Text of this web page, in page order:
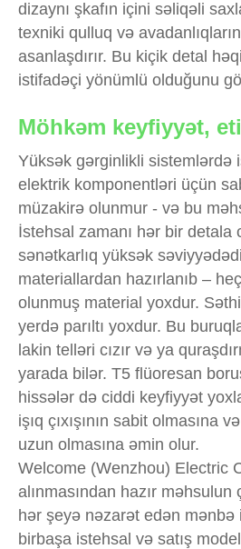
dizaynı şkafın içini səliqəli
texniki qulluq və
asanlaşdırır. Bu kiçik detal
istifadəçi yönümlü olduğunu
Möhkəm keyfiyyət,
Yüksək gərginlikli sistemlərdə
elektrik komponentləri üçün
müzakirə olunmur - və bu
İstehsal zamanı hər bir detala
sənətkarlıq yüksək
materiallardan hazırlanıb –
olunmuş material yoxdur.
yerdə parıltı yoxdur. Bu
lakin telləri cızır və ya
yarada bilər. T5 flüoresan
hissələr də ciddi keyfiyyət
işıq çıxışının sabit olmasına
uzun olmasına əmin olur.
Welcome (Wenzhou) Electric
alınmasından hazır məhsulun
hər şeyə nəzarət edən mənbə
birbaşa istehsal və satış